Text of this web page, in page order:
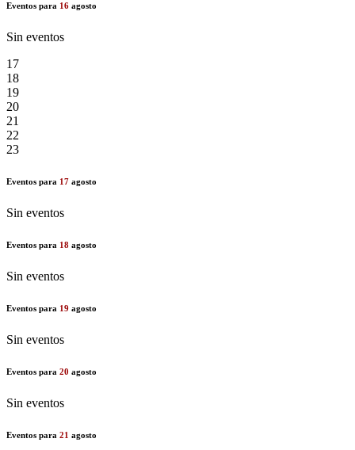
Eventos para 16 agosto
Sin eventos
17
18
19
20
21
22
23
Eventos para 17 agosto
Sin eventos
Eventos para 18 agosto
Sin eventos
Eventos para 19 agosto
Sin eventos
Eventos para 20 agosto
Sin eventos
Eventos para 21 agosto